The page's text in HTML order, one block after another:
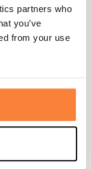
partners who
you’ve
from your use
Paiement en
3 fois dès 100
euros